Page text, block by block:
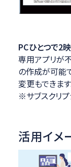
PCひとつで2
専用アプリが
の作成が可能
変更もできます
※サブスクリプ
活用イメ